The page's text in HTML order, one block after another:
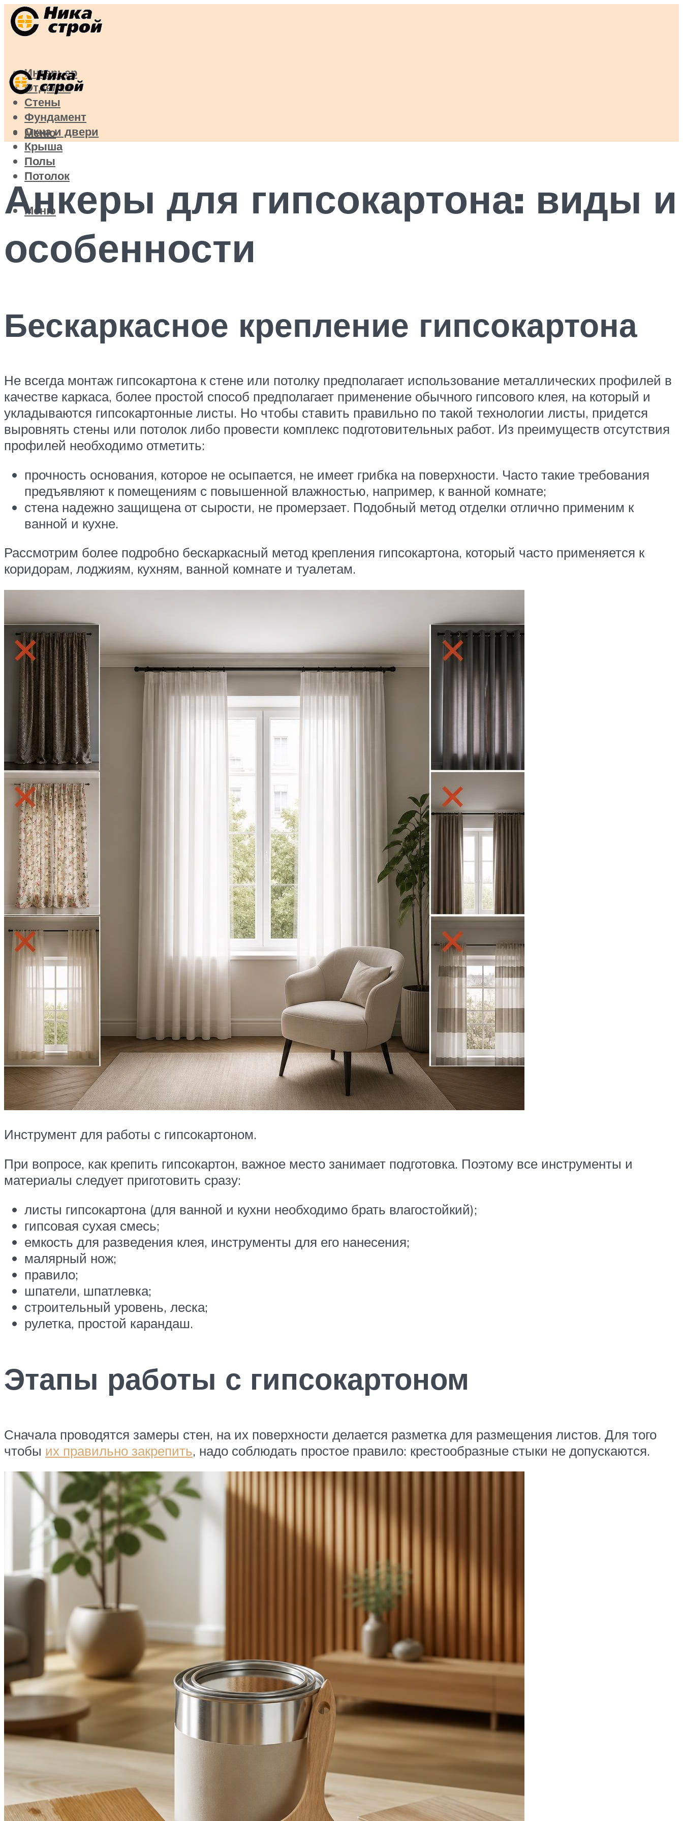
Интерьер
Отделка
Стены
Фундамент
Окна и двери
Крыша
Полы
Потолок
Меню
Меню
Анкеры для гипсокартона: виды и
особенности
Бескаркасное крепление гипсокартона
Не всегда монтаж гипсокартона к стене или потолку предполагает использование металлических профилей в
качестве каркаса, более простой способ предполагает применение обычного гипсового клея, на который и
укладываются гипсокартонные листы. Но чтобы ставить правильно по такой технологии листы, придется
выровнять стены или потолок либо провести комплекс подготовительных работ. Из преимуществ отсутствия
профилей необходимо отметить:
прочность основания, которое не осыпается, не имеет грибка на поверхности. Часто такие требования
предъявляют к помещениям с повышенной влажностью, например, к ванной комнате;
стена надежно защищена от сырости, не промерзает. Подобный метод отделки отлично применим к
ванной и кухне.
Рассмотрим более подробно бескаркасный метод крепления гипсокартона, который часто применяется к
коридорам, лоджиям, кухням, ванной комнате и туалетам.
Инструмент для работы с гипсокартоном.
При вопросе, как крепить гипсокартон, важное место занимает подготовка. Поэтому все инструменты и
материалы следует приготовить сразу:
листы гипсокартона (для ванной и кухни необходимо брать влагостойкий);
гипсовая сухая смесь;
емкость для разведения клея, инструменты для его нанесения;
малярный нож;
правило;
шпатели, шпатлевка;
строительный уровень, леска;
рулетка, простой карандаш.
Этапы работы с гипсокартоном
Сначала проводятся замеры стен, на их поверхности делается разметка для размещения листов. Для того
чтобы их правильно закрепить, надо соблюдать простое правило: крестообразные стыки не допускаются.